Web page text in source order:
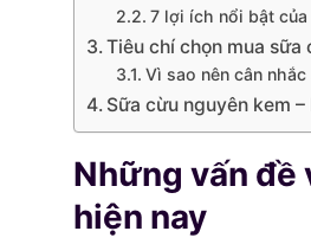
7 lợi ích nổi bật
Tiêu chí chọn mua
Vì sao nên cân
Sữa cừu nguyên kem
Những vấn đề
hiện nay